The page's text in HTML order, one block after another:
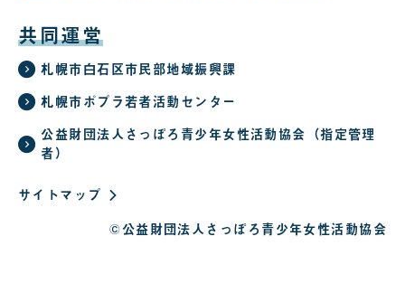
共同運営
札幌市白石区市民部地域振興課
札幌市ポプラ若者活動センター
公益財団法人さっぽろ青少年女性活動協会（指定管理
者）
サイトマップ
©公益財団法人さっぽろ青少年女性活動協会